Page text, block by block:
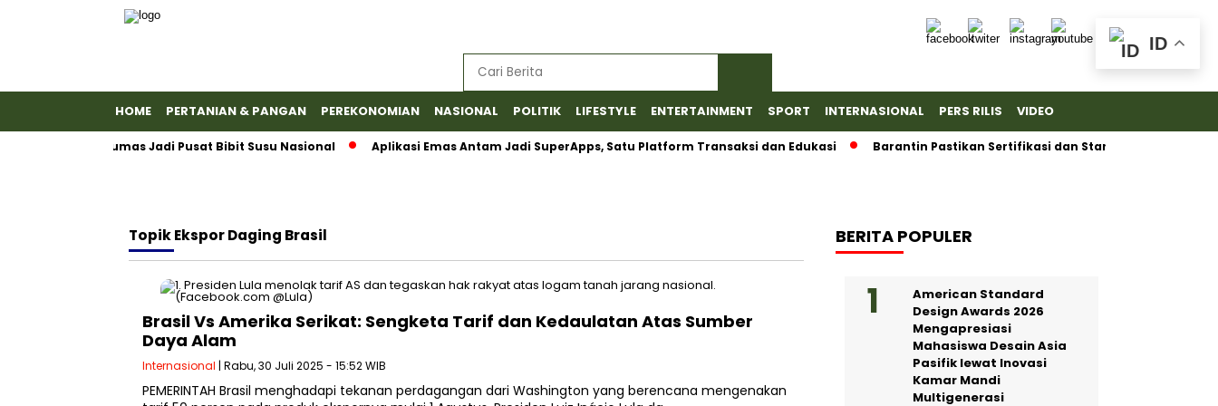
HOME PERTANIAN & PANGAN PEREKONOMIAN NASIONAL POLITIK LIFESTYLE ENTERTAINMENT SPORT INTERNASIONAL PERS RILIS VIDEO
Banyumas Jadi Pusat Bibit Susu Nasional Aplikasi Emas Antam Jadi SuperApps, Satu Platform Transaksi dan Edukasi Barantin Pastikan Sertifikasi dan Standar Ketat untuk
TopikEkspor Daging Brasil
Brasil Vs Amerika Serikat: Sengketa Tarif dan Kedaulatan Atas Sumber
Daya Alam
Internasional | Rabu, 30 Juli 2025 - 15:52 WIB
PEMERINTAH Brasil menghadapi tekanan perdagangan dari Washington yang berencana mengenakan
BERITA POPULER
American Standard
Design Awards 2026
Mengapresiasi
Mahasiswa Desain Asia
Pasifik lewat Inovasi
Kamar Mandi
Multigenerasi
ID